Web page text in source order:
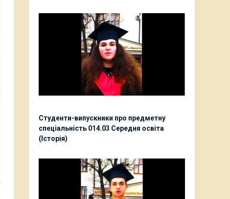
Студенти-випускники про предметну
спеціальність 014.03 Середня освіта
(Історія)